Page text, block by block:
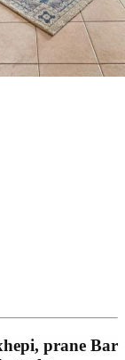
prane Bar